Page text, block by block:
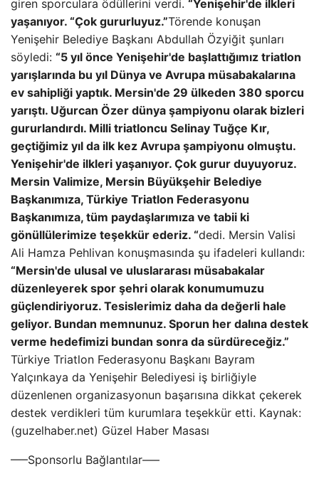
giren sporculara ödüllerini verdi. “Yenişehir'de ilkleri
yaşanıyor. “Çok gururluyuz.”Törende konuşan
Yenişehir Belediye Başkanı Abdullah Özyiğit şunları
söyledi: “5 yıl önce Yenişehir'de başlattığımız triatlon
yarışlarında bu yıl Dünya ve Avrupa müsabakalarına
ev sahipliği yaptık. Mersin'de 29 ülkeden 380 sporcu
yarıştı. Uğurcan Özer dünya şampiyonu olarak bizleri
gururlandırdı. Milli triatloncu Selinay Tuğçe Kır,
geçtiğimiz yıl da ilk kez Avrupa şampiyonu olmuştu.
Yenişehir'de ilkleri yaşanıyor. Çok gurur duyuyoruz.
Mersin Valimize, Mersin Büyükşehir Belediye
Başkanımıza, Türkiye Triatlon Federasyonu
Başkanımıza, tüm paydaşlarımıza ve tabii ki
gönüllülerimize teşekkür ederiz. “dedi. Mersin Valisi
Ali Hamza Pehlivan konuşmasında şu ifadeleri kullandı:
“Mersin'de ulusal ve uluslararası müsabakalar
düzenleyerek spor şehri olarak konumumuzu
güçlendiriyoruz. Tesislerimiz daha da değerli hale
geliyor. Bundan memnunuz. Sporun her dalına destek
verme hedefimizi bundan sonra da sürdüreceğiz.”
Türkiye Triatlon Federasyonu Başkanı Bayram
Yalçınkaya da Yenişehir Belediyesi iş birliğiyle
düzenlenen organizasyonun başarısına dikkat çekerek
destek verdikleri tüm kurumlara teşekkür etti. Kaynak:
(guzelhaber.net) Güzel Haber Masası
—–Sponsorlu Bağlantılar—–